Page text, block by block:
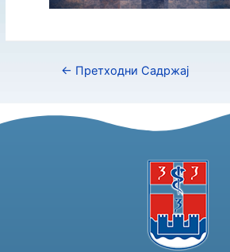
← Претходни Садржај